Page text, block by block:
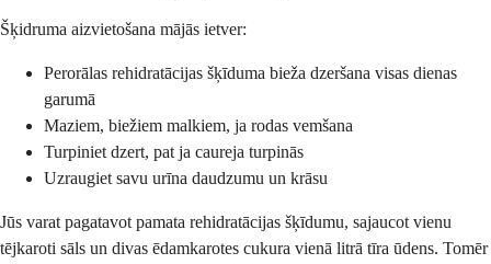
Šķidruma aizvietošana mājās ietver:
Perorālas rehidratācijas šķīduma bieža dzeršana visas dienas
garumā
Maziem, biežiem malkiem, ja rodas vemšana
Turpiniet dzert, pat ja caureja turpinās
Uzraugiet savu urīna daudzumu un krāsu
Jūs varat pagatavot pamata rehidratācijas šķīdumu, sajaucot vienu
tējkaroti sāls un divas ēdamkarotes cukura vienā litrā tīra ūdens. Tomēr